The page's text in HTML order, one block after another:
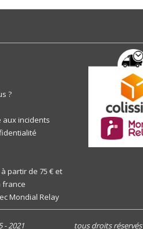
?
incidents
partir de 75 € et
france
Mondial Relay
- 2021 tous droits réservés